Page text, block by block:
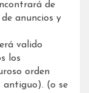
de
anuncios y
valido
los
orden
antiguo). (o se